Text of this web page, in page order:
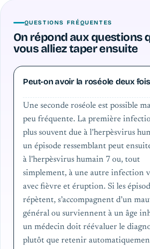
QUESTIONS FRÉQUENTES
On répond aux questions
vous alliez taper ensuite
Peut-on avoir la roséole deux
Une seconde roséole est possible
peu fréquente. La première
plus souvent due à l’herpèsvirus
un épisode ressemblant peut
à l’herpèsvirus humain 7 ou, tout
simplement, à une autre infection
avec fièvre et éruption. Si les
répètent, s’accompagnent d’un
général ou surviennent à un âge
un médecin doit réévaluer le
plutôt que retenir